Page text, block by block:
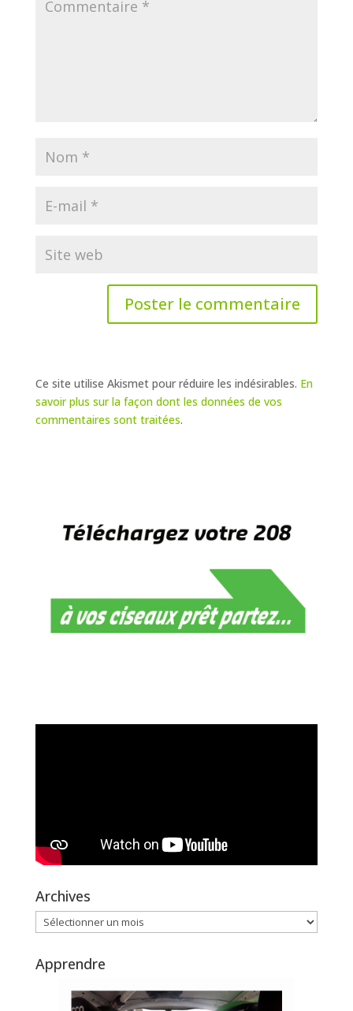
Ce site utilise Akismet pour réduire les indésirables. En
savoir plus sur la façon dont les données de vos
commentaires sont traitées.
Archives
Archives
Apprendre